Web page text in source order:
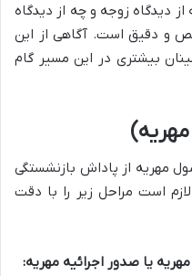
دیدگاه زوجه و چه از دیدگاه
و دقیق است. آگاهی از این
بیشتری در این مسیر گام
مهریه از پاداش بازنشستگی
است مراحل زیر را با دقت